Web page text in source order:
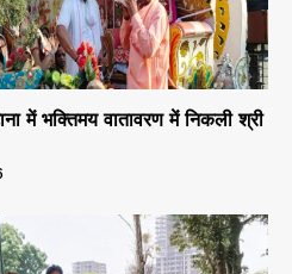
में भक्तिमय वातावरण में निकली श्री